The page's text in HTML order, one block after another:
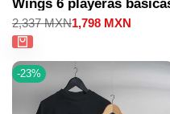
Wings 6 playeras
Precio
regular
2,337 MXNPrecio
1,798 MXN
-23%